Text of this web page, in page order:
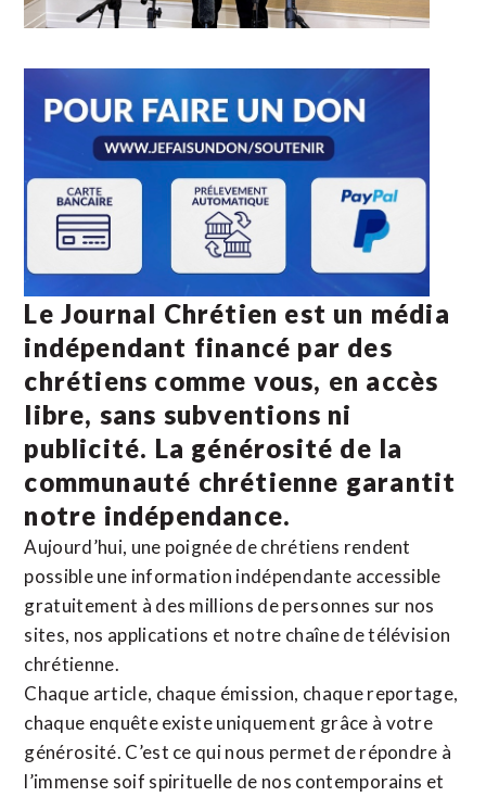
Le Journal Chrétien est un média
indépendant financé par des
chrétiens comme vous, en accès
libre, sans subventions ni
publicité. La générosité de la
communauté chrétienne garantit
notre indépendance.
Aujourd’hui, une poignée de chrétiens rendent
possible une information indépendante accessible
gratuitement à des millions de personnes sur nos
sites, nos applications et notre chaîne de télévision
chrétienne.
Chaque article, chaque émission, chaque reportage,
chaque enquête existe uniquement grâce à votre
générosité. C’est ce qui nous permet de répondre à
l’immense soif spirituelle de nos contemporains et